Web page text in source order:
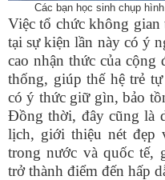
Các bạn học sinh chụp
Việc tổ chức không gian
tại sự kiện lần này có ý
cao nhận thức của
thống, giúp thế hệ trẻ
có ý thức giữ gìn, bảo
Đồng thời, đây cũng là
lịch, giới thiệu nét đẹp
trong nước và quốc tế,
trở thành điểm đến hấp
Tên: (Dự thảo NGHỊ
mức phân bổ vốn ngân sách
của ngân sách địa phương
quốc gia về phát triển văn
bàn tỉnh Lai Châu)
Ngày ban hành: (26/01/2026)